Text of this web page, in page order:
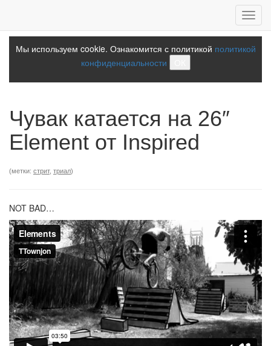
Мы используем cookie. Ознакомится с политикой политикой
конфиденциальности
Чувак катается на 26″
Element от Inspired
(метки: стрит, триал)
NOT BAD…